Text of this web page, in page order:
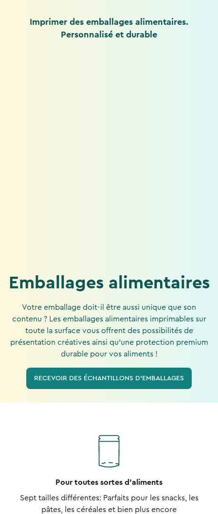
Imprimer des emballages alimentaires.
Personnalisé et durable
Emballages alimentaires
Votre emballage doit-il être aussi unique que son
contenu ? Les emballages alimentaires imprimables sur
toute la surface vous offrent des possibilités de
présentation créatives ainsi qu'une protection premium
durable pour vos aliments !
RECEVOIR DES ÉCHANTILLONS D'EMBALLAGES
Pour toutes sortes d'aliments
Sept tailles différentes: Parfaits pour les snacks, les
pâtes, les céréales et bien plus encore